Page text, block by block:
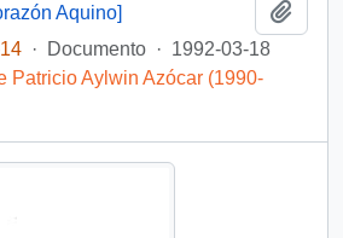
Aquino]
· Documento · 1992-03-18
Patricio Aylwin Azócar (1990-